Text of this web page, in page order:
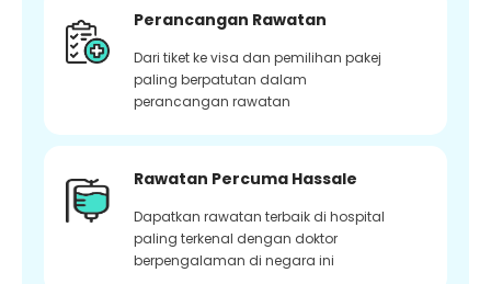
Perancangan Rawatan
Dari tiket ke visa dan pemilihan pakej
paling berpatutan dalam
perancangan rawatan
Rawatan Percuma Hassale
Dapatkan rawatan terbaik di hospital
paling terkenal dengan doktor
berpengalaman di negara ini